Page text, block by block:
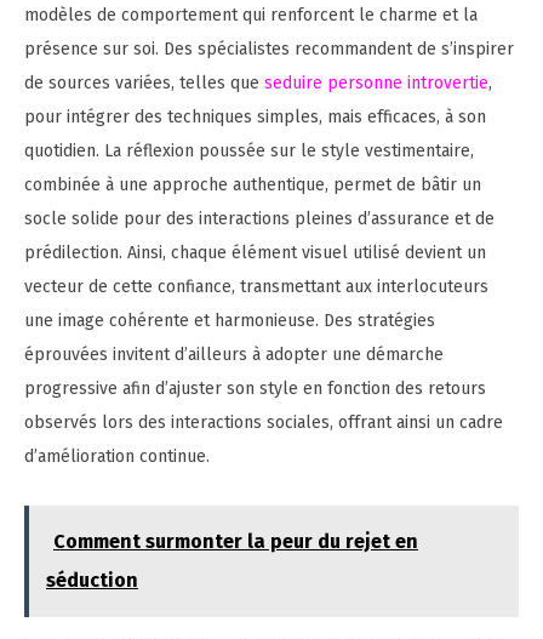
modèles de comportement qui renforcent le charme et la
présence sur soi. Des spécialistes recommandent de s’inspirer
de sources variées, telles que seduire personne introvertie,
pour intégrer des techniques simples, mais efficaces, à son
quotidien. La réflexion poussée sur le style vestimentaire,
combinée à une approche authentique, permet de bâtir un
socle solide pour des interactions pleines d’assurance et de
prédilection. Ainsi, chaque élément visuel utilisé devient un
vecteur de cette confiance, transmettant aux interlocuteurs
une image cohérente et harmonieuse. Des stratégies
éprouvées invitent d’ailleurs à adopter une démarche
progressive afin d’ajuster son style en fonction des retours
observés lors des interactions sociales, offrant ainsi un cadre
d’amélioration continue.
Comment surmonter la peur du rejet en
séduction